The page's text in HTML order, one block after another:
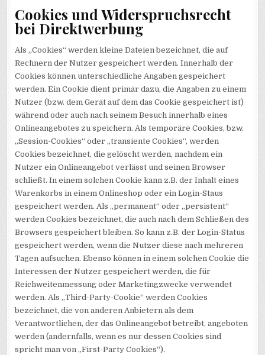
Cookies und Widerspruchsrecht
bei Direktwerbung
Als „Cookies“ werden kleine Dateien bezeichnet, die auf
Rechnern der Nutzer gespeichert werden. Innerhalb der
Cookies können unterschiedliche Angaben gespeichert
werden. Ein Cookie dient primär dazu, die Angaben zu einem
Nutzer (bzw. dem Gerät auf dem das Cookie gespeichert ist)
während oder auch nach seinem Besuch innerhalb eines
Onlineangebotes zu speichern. Als temporäre Cookies, bzw.
„Session-Cookies“ oder „transiente Cookies“, werden
Cookies bezeichnet, die gelöscht werden, nachdem ein
Nutzer ein Onlineangebot verlässt und seinen Browser
schließt. In einem solchen Cookie kann z.B. der Inhalt eines
Warenkorbs in einem Onlineshop oder ein Login-Staus
gespeichert werden. Als „permanent“ oder „persistent“
werden Cookies bezeichnet, die auch nach dem Schließen des
Browsers gespeichert bleiben. So kann z.B. der Login-Status
gespeichert werden, wenn die Nutzer diese nach mehreren
Tagen aufsuchen. Ebenso können in einem solchen Cookie die
Interessen der Nutzer gespeichert werden, die für
Reichweitenmessung oder Marketingzwecke verwendet
werden. Als „Third-Party-Cookie“ werden Cookies
bezeichnet, die von anderen Anbietern als dem
Verantwortlichen, der das Onlineangebot betreibt, angeboten
werden (andernfalls, wenn es nur dessen Cookies sind
spricht man von „First-Party Cookies“).